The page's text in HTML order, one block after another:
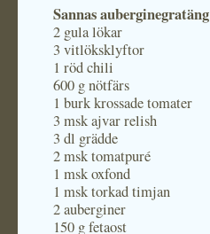
Sannas auberginegratäng
2 gula lökar
3 vitlöksklyftor
1 röd chili
600 g nötfärs
1 burk krossade tomater
3 msk ajvar relish
3 dl grädde
2 msk tomatpuré
1 msk oxfond
1 msk torkad timjan
2 auberginer
150 g fetaost